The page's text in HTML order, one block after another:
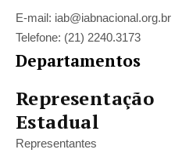
E-mail: iab@iabnacional.org.br
Telefone: (21) 2240.3173
Departamentos
Representação
Estadual
Representantes